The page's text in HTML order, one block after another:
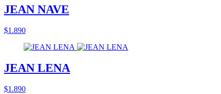
JEAN NAVE
$1.890
JEAN LENA
$1.890